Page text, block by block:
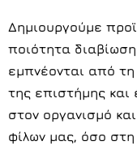
Δημιουργούμε
ποιότητα
εμπνέονται από
της επιστήμης και
στον οργανισμό
φίλων μας, όσο στη